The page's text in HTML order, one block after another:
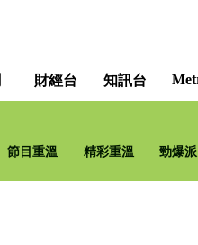
財經台 知訊台
節目重溫 精彩重溫 勁爆